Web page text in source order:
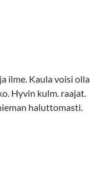
ilme. Kaula voisi olla
Hyvin kulm. raajat.
haluttomasti.